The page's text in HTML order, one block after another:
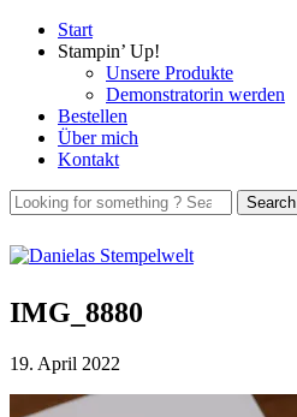
Start
Stampin’ Up!
Unsere Produkte
Demonstratorin werden
Bestellen
Über mich
Kontakt
IMG_8880
19. April 2022